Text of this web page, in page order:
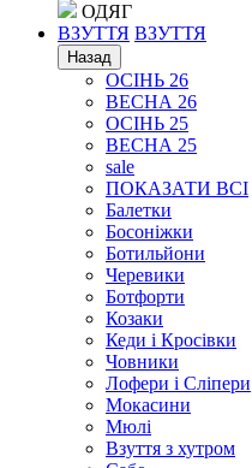
ОДЯГ
ВЗУТТЯ ВЗУТТЯ
Назад
ОСІНЬ 26
ВЕСНА 26
ОСІНЬ 25
ВЕСНА 25
sale
ПОКАЗАТИ ВСІ
Балетки
Босоніжки
Ботильйони
Черевики
Ботфорти
Козаки
Кеди і Кросівки
Човники
Лофери і Сліпери
Мокасини
Мюлі
Взуття з хутром